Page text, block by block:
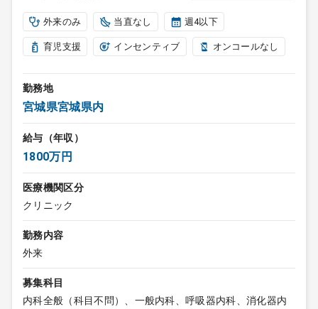
外来のみ 当直なし 週4以下
育児支援 インセンティブ オンコールなし
勤務地
宮城県宮城県内
給与（年収）
1800万円
医療機関区分
クリニック
勤務内容
外来
募集科目
内科全般（科目不問）、一般内科、呼吸器内科、消化器内